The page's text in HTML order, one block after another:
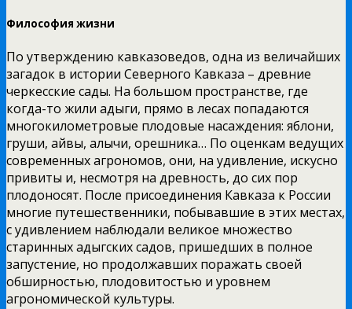
Философия жизни
По утверждению кавказоведов, одна из величайших
загадок в истории Северного Кавказа – древние
черкесские сады. На большом пространстве, где
когда-то жили адыги, прямо в лесах попадаются
многокилометровые плодовые насаждения: яблони,
груши, айвы, алычи, орешника… По оценкам ведущих
современных агрономов, они, на удивление, искусно
привиты и, несмотря на древность, до сих пор
плодоносят. После присоединения Кавказа к России
многие путешественники, побывавшие в этих местах,
с удивлением наблюдали великое множество
старинных адыгских садов, пришедших в полное
запустение, но продолжавших поражать своей
обширностью, плодовитостью и уровнем
агрономической культуры.